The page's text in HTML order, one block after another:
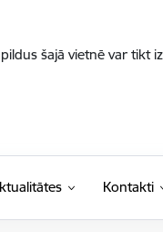
šajā vietnē var tikt
Kontakti